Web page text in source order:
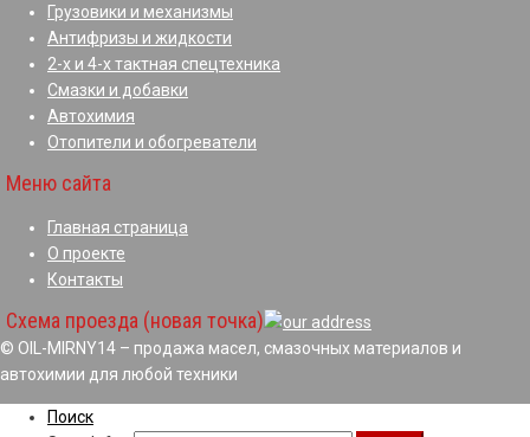
Грузовики и механизмы
Антифризы и жидкости
2-х и 4-х тактная спецтехника
Смазки и добавки
Автохимия
Отопители и обогреватели
Меню сайта
Главная страница
О проекте
Контакты
Схема проезда (новая точка)
© OIL-MIRNY14 – продажа масел, смазочных материалов и
автохимии для любой техники
Поиск